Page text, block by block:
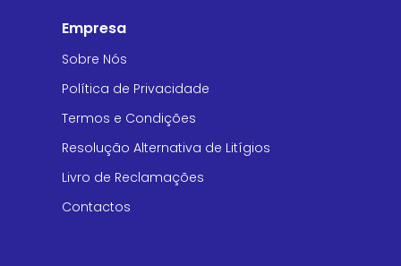
Empresa
Sobre Nós
Política de Privacidade
Termos e Condições
Resolução Alternativa de Litígios
Livro de Reclamações
Contactos